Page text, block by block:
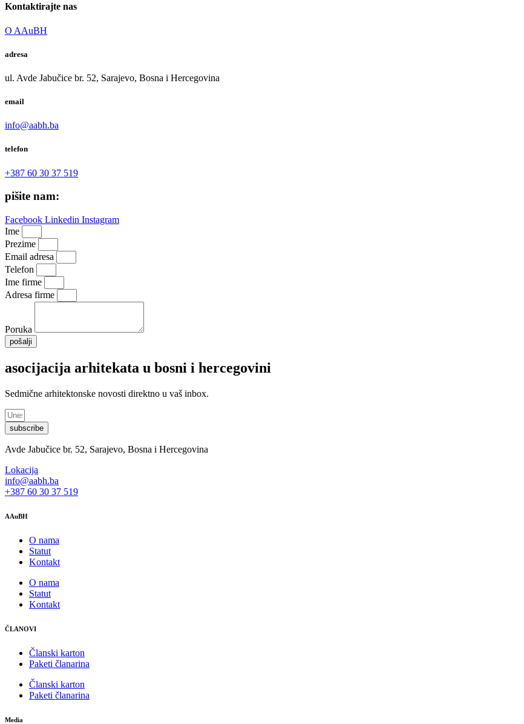
Kontaktirajte nas
O AAuBH
adresa
ul. Avde Jabučice br. 52, Sarajevo, Bosna i Hercegovina
email
info@aabh.ba
telefon
+387 60 30 37 519
pišite nam:
Facebook Linkedin Instagram
Ime
Prezime
Email adresa
Telefon
Ime firme
Adresa firme
Poruka
pošalji
asocijacija arhitekata u bosni i hercegovini
Sedmične arhitektonske novosti direktno u vaš inbox.
subscribe
Avde Jabučice br. 52, Sarajevo, Bosna i Hercegovina
Lokacija
info@aabh.ba
+387 60 30 37 519
AAuBH
O nama
Statut
Kontakt
O nama
Statut
Kontakt
ČLANOVI
Članski karton
Paketi članarina
Članski karton
Paketi članarina
Media